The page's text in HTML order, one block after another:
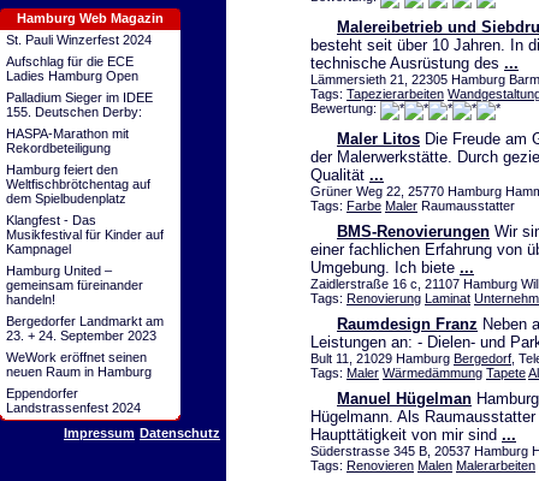
Hamburg Web Magazin
St. Pauli Winzerfest 2024
Aufschlag für die ECE
Ladies Hamburg Open
Palladium Sieger im IDEE
155. Deutschen Derby:
HASPA-Marathon mit
Rekordbeteiligung
Hamburg feiert den
Weltfischbrötchentag auf
dem Spielbudenplatz
Klangfest - Das
Musikfestival für Kinder auf
Kampnagel
Hamburg United –
gemeinsam füreinander
handeln!
Bergedorfer Landmarkt am
23. + 24. September 2023
WeWork eröffnet seinen
neuen Raum in Hamburg
Eppendorfer
Landstrassenfest 2024
Impressum Datenschutz
Malereibetrieb und
besteht seit über 10 Jahren. In
technische Ausrüstung des ...
Lämmersieth 21, 22305 Hamburg
Tags: Tapezierarbeiten
Bewertung:
Maler Litos Die Freude am
der Malerwerkstätte. Durch
Qualität ...
Grüner Weg 22, 25770 Hamburg
Tags: Farbe Maler Raumausstatter
BMS-Renovierungen Wir
einer fachlichen Erfahrung von
Umgebung. Ich biete ...
Zaidlerstraße 16 c, 21107 Hamburg
Tags: Renovierung Laminat
Raumdesign Franz Neben
Leistungen an: - Dielen- und
Bult 11, 21029 Hamburg Bergedorf ,
Tags: Maler Wärmedämmung Tapete
Manuel Hügelman
Hügelmann. Als
Haupttätigkeit von mir sind ...
Süderstrasse 345 B, 20537 Hamburg
Tags: Renovieren Malen Malerarbeiten